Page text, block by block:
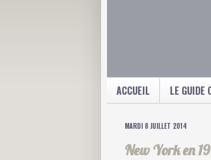
ACCUEIL LE GUIDE
MARDI 8 JUILLET 2014
New York en